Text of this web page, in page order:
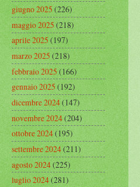
giugno 2025(226)
maggio 2025(218)
aprile 2025(197)
marzo 2025(218)
febbraio 2025(166)
gennaio 2025(192)
dicembre 2024(147)
novembre 2024(204)
ottobre 2024(195)
settembre 2024(211)
agosto 2024(225)
luglio 2024(281)